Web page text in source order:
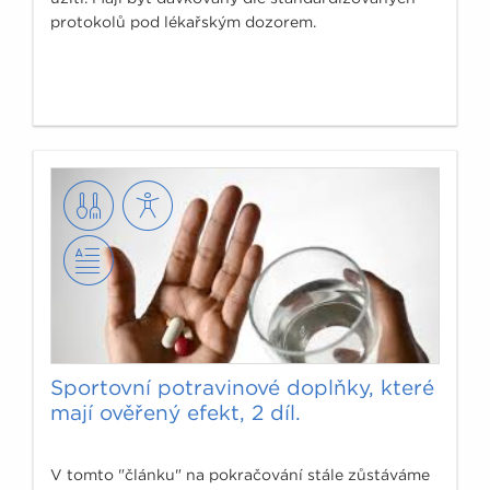
protokolů pod lékařským dozorem.
Sportovní potravinové doplňky, které
mají ověřený efekt, 2 díl.
V tomto "článku" na pokračování stále zůstáváme